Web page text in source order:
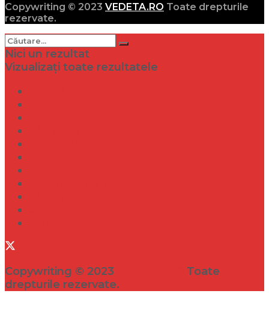
Copywriting © 2023 VEDETA.RO Toate drepturile
rezervate.
Nici un rezultat
Vizualizați toate rezultatele
Copywriting © 2023
Toate
drepturile rezervate.